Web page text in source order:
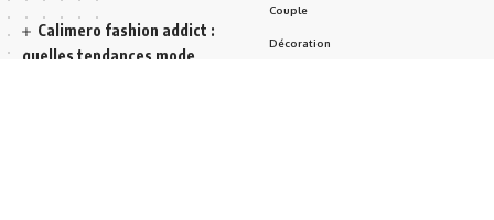
Calimero fashion addict :
quelles tendances mode
Couple
Décoration